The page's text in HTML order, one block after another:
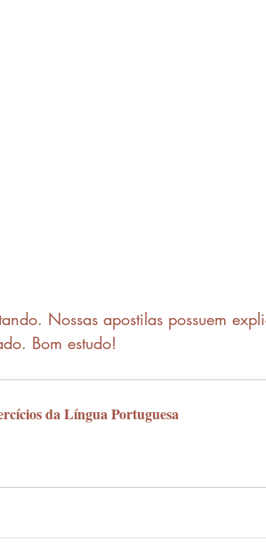
Nossas apostilas possuem
Bom estudo!
da Língua Portuguesa